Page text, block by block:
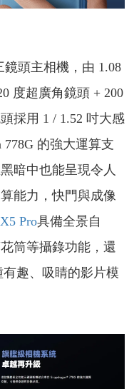
鏡頭主相機，由 1.08
度超廣角鏡頭 + 200
採用 1 / 1.52 吋大感
778G 的強大運算支
暗中也能呈現令人
能力，快門與成像
Pro具備全景自
筒等攝錄功能，還
趣、吸睛的影片模